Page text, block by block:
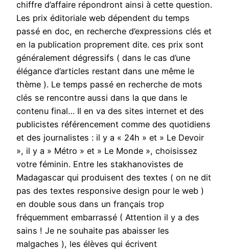
chiffre d’affaire répondront ainsi à cette question.
Les prix éditoriale web dépendent du temps
passé en doc, en recherche d’expressions clés et
en la publication proprement dite. ces prix sont
généralement dégressifs ( dans le cas d’une
élégance d’articles restant dans une même le
thème ). Le temps passé en recherche de mots
clés se rencontre aussi dans la que dans le
contenu final… Il en va des sites internet et des
publicistes référencement comme des quotidiens
et des journalistes : il y a « 24h » et » Le Devoir
», il y a » Métro » et » Le Monde », choisissez
votre féminin. Entre les stakhanovistes de
Madagascar qui produisent des textes ( on ne dit
pas des textes responsive design pour le web )
en double sous dans un français trop
fréquemment embarrassé ( Attention il y a des
sains ! Je ne souhaite pas abaisser les
malgaches ), les élèves qui écrivent